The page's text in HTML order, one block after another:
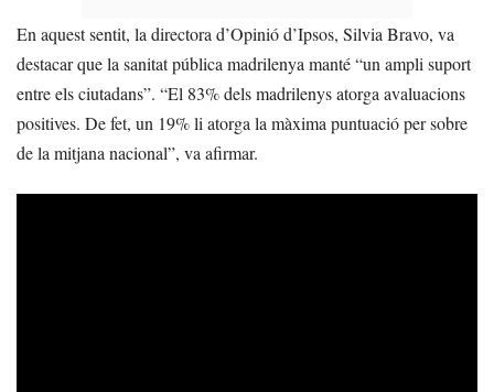
En aquest sentit, la directora d’Opinió d’Ipsos, Silvia Bravo, va
destacar que la sanitat pública madrilenya manté “un ampli suport
entre els ciutadans”. “El 83% dels madrilenys atorga avaluacions
positives. De fet, un 19% li atorga la màxima puntuació per sobre
de la mitjana nacional”, va afirmar.